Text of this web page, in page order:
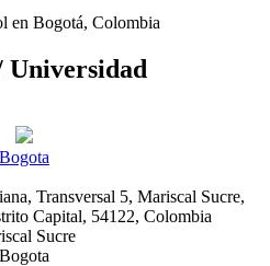
en Bogotá, Colombia
Universidad
Bogota
Transversal 5, Mariscal Sucre,
Capital, 54122, Colombia
Sucre
Bogota